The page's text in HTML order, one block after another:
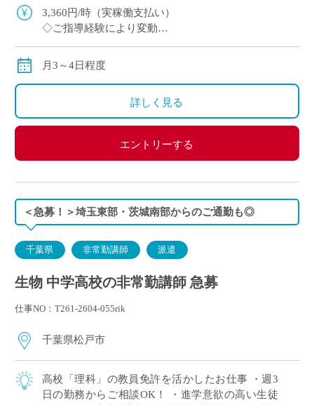
戦してみたい方歓迎！ ・毎週決ま […]
3,360円/時（実稼働支払い）
◇ご指導経験により変動
月3～4日程度
詳しく見る
エントリーする
＜急募！＞埼玉東部・茨城南部からのご通勤も◎
千葉県 非常勤講師 派遣
生物 中学高校の非常勤講師 急募
仕事NO：T261-2604-055rik
千葉県松戸市
高校「理科」の教員免許を活かしたお仕事 ・週3
日の勤務からご相談OK！ ・進学意欲の高い生徒